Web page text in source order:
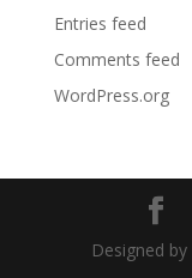
Entries feed
Comments feed
WordPress.org
Designed by